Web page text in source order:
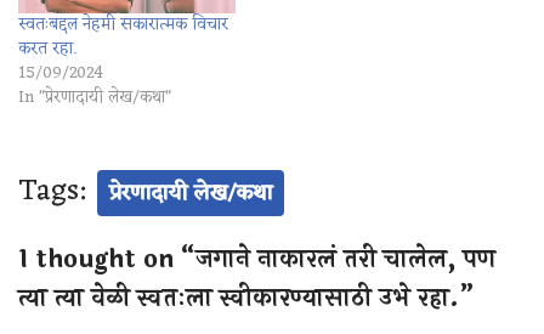
स्वतःबद्दल नेहमी सकारात्मक विचार
करत रहा.
15/09/2024
In "प्रेरणादायी लेख/कथा"
Tags: प्रेरणादायी लेख/कथा
1 thought on “जगाने नाकारलं तरी चालेल, पण
त्या त्या वेळी स्वतःला स्वीकारण्यासाठी उभे रहा.”